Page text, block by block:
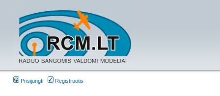
Prisijungti Registruotis